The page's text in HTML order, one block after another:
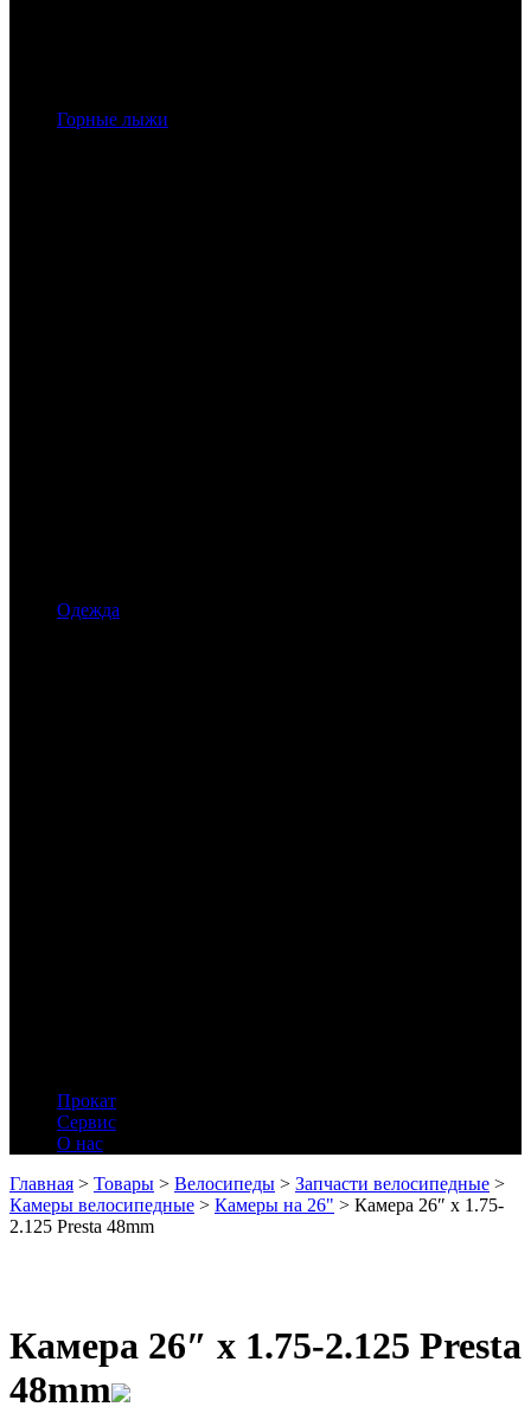
Горные лыжи
Одежда
Прокат
Сервис
О нас
Главная > Товары > Велосипеды > Запчасти велосипедные >
Камеры велосипедные > Камеры на 26" > Камера 26″ x 1.75-
2.125 Presta 48mm
Камера 26″ x 1.75-2.125 Presta
48mm